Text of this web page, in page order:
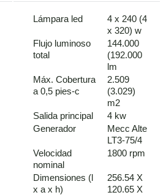
Lámpara led
4 x 240 (4
x 320) w
Flujo luminoso
total
144.000
(192.000
lm
Máx. Cobertura
a 0,5 pies-c
2.509
(3.029)
m2
Salida principal
4 kw
Generador
Mecc Alte
LT3-75/4
Velocidad
nominal
1800 rpm
Dimensiones (l
x a x h)
256.54 X
120.65 X